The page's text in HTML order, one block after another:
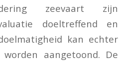
zeevaart zijn
doeltreffend en
kan echter
aangetoond. De